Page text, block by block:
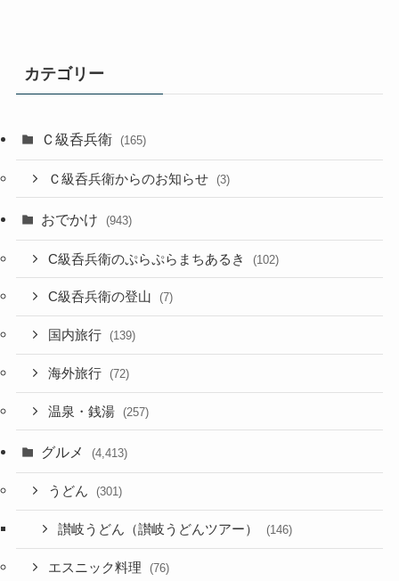
カテゴリー
Ｃ級呑兵衛 (165)
Ｃ級呑兵衛からのお知らせ (3)
おでかけ (943)
C級呑兵衛のぷらぷらまちあるき (102)
C級呑兵衛の登山 (7)
国内旅行 (139)
海外旅行 (72)
温泉・銭湯 (257)
グルメ (4,413)
うどん (301)
讃岐うどん（讃岐うどんツアー） (146)
エスニック料理 (76)